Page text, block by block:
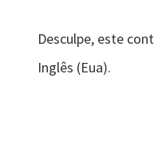
Desculpe, este
Inglês (Eua).